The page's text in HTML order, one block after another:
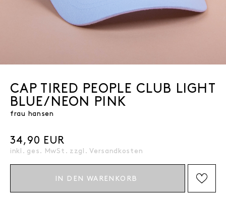
CAP TIRED PEOPLE CLUB LIGHT
BLUE/NEON PINK
frau hansen
34,90 EUR
inkl. ges. MwSt. zzgl.Versandkosten
IN DEN WARENKORB